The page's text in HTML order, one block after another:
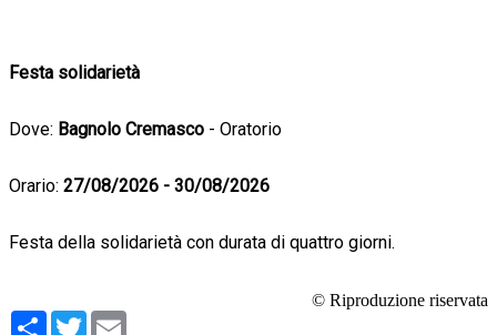
Festa solidarietà
Dove: Bagnolo Cremasco - Oratorio
Orario: 27/08/2026 - 30/08/2026
Festa della solidarietà con durata di quattro giorni.
© Riproduzione riservata
Condividi
Twitter